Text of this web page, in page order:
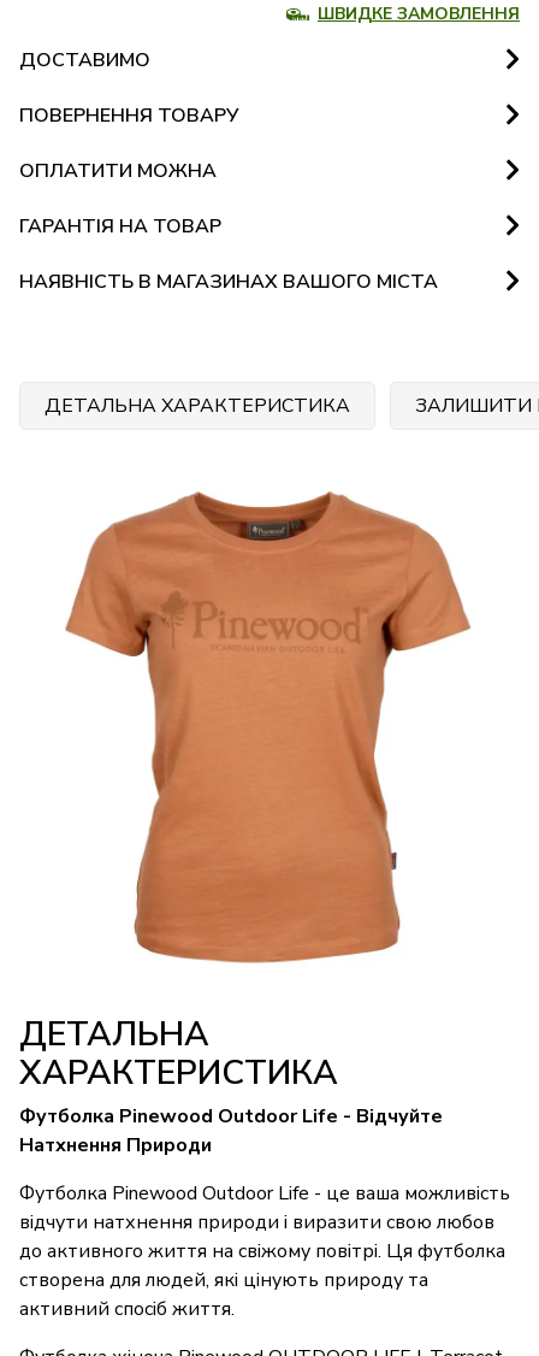
ШВИДКЕ ЗАМОВЛЕННЯ
ДОСТАВИМО
ПОВЕРНЕННЯ ТОВАРУ
ОПЛАТИТИ МОЖНА
ГАРАНТІЯ НА ТОВАР
НАЯВНІСТЬ В МАГАЗИНАХ ВАШОГО МІСТА
ДЕТАЛЬНА ХАРАКТЕРИСТИКА ЗАЛИШИТИ
ДЕТАЛЬНА
ХАРАКТЕРИСТИКА
Футболка Pinewood Outdoor Life - Відчуйте
Натхнення Природи
Футболка Pinewood Outdoor Life - це ваша можливість
відчути натхнення природи і виразити свою любов
до активного життя на свіжому повітрі. Ця футболка
створена для людей, які цінують природу та
активний спосіб життя.